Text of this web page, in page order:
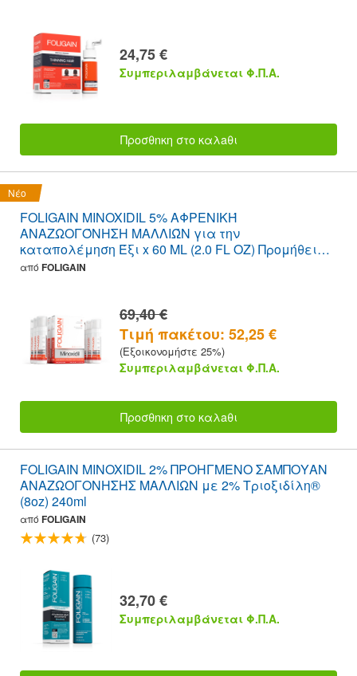
24,75 €
Συμπεριλαμβάνεται Φ.Π.Α.
Προσθnκη στο καλaθι
Νέο
FOLIGAIN MINOXIDIL 5% ΑΦΡΕΝΙΚΉ
ΑΝΑΖΩΟΓΌΝΗΣΗ ΜΑΛΛΙΏΝ για την
καταπολέμηση Έξι x 60 ML (2.0 FL OZ) Προμήθεια
φιάλης 6 ετών
από FOLIGAIN
69,40 €
Τιμή πακέτου: 52,25 €
(Εξοικονομήστε 25%)
Συμπεριλαμβάνεται Φ.Π.Α.
Προσθnκη στο καλaθι
FOLIGAIN MINOXIDIL 2% ΠΡΟΗΓΜΕΝΟ ΣΑΜΠΟΥΑΝ
ΑΝΑΖΩΟΓΟΝΗΣΗΣ ΜΑΛΛΙΩΝ με 2% Τριοξιδίλη®
(8oz) 240ml
από FOLIGAIN
(73)
32,70 €
Συμπεριλαμβάνεται Φ.Π.Α.